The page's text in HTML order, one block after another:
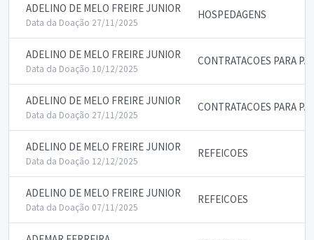
ADELINO DE MELO FREIRE JUNIOR
Data da Doação 27/11/2025
HOSPEDAGENS
ADELINO DE MELO FREIRE JUNIOR
Data da Doação 10/12/2025
CONTRATACOES PARA
ADELINO DE MELO FREIRE JUNIOR
Data da Doação 27/11/2025
CONTRATACOES PARA
ADELINO DE MELO FREIRE JUNIOR
Data da Doação 12/12/2025
REFEICOES
ADELINO DE MELO FREIRE JUNIOR
Data da Doação 07/11/2025
REFEICOES